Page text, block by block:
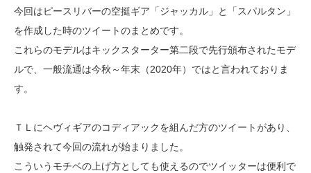
今回はピースリバーの空挺ギア「ジャッカル」と「スパルタン」
を作成した時のツイートのまとめです。
これらのモデルはキックスターター第二段で先行頒布されたモデ
ルで、一般流通は今秋～年末（2020年）ではと言われておりま
す。
ＴＬにヘヴィギアのコディアックを組んだ方のツイートがあり、
触発されて今回の流れが始まりました。
こういうモチベの上げ方としても使えるのでツイッターは便利で